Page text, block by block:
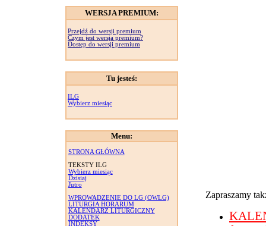
WERSJA PREMIUM:
Przejdź do wersji premium
Czym jest wersja premium?
Dostęp do wersji premium
Tu jesteś:
ILG
Wybierz miesiąc
Menu:
STRONA GŁÓWNA
TEKSTY ILG
Wybierz miesiąc
Dzisiaj
Jutro
WPROWADZENIE DO LG (OWLG)
LITURGIA HORARUM
KALENDARZ LITURGICZNY
DODATEK
INDEKSY
Zapraszamy